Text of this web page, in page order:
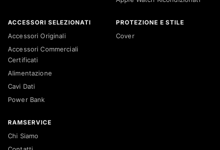
ACCESSORI SELEZIONATI
Accessori Originali
Accessori Commerciali
Certificati
Alimentazione
Cavi Dati
Power Bank
PROTEZIONE E STILE
Cover
RAMSERVICE
Chi Siamo